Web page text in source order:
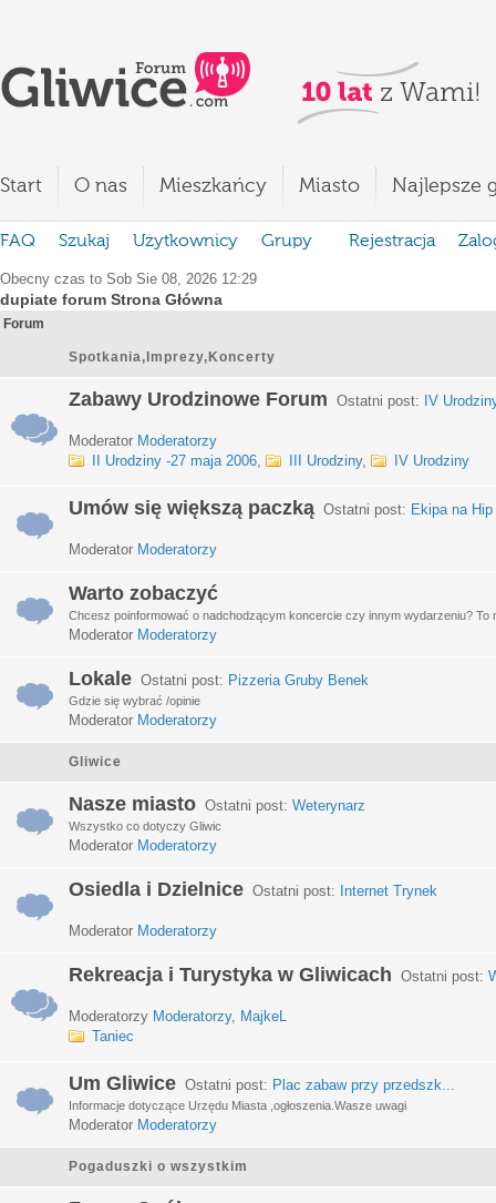
Start O nas Mieszkańcy Miasto Najlepsze
FAQ Szukaj Użytkownicy Grupy Rejestracja
Obecny czas to Sob Sie 08, 2026 12:29
dupiate forum Strona Główna
Forum
Spotkania,Imprezy,Koncerty
Zabawy Urodzinowe Forum Ostatni post: IV
Moderator Moderatorzy
II Urodziny -27 maja 2006, III Urodziny, IV Urodziny
Umów się większą paczką Ostatni post: Ekipa na
Moderator Moderatorzy
Warto zobaczyć
Chcesz poinformować o nadchodzącym koncercie czy innym wydarzeniu? To
Moderator Moderatorzy
Lokale Ostatni post: Pizzeria Gruby Benek
Gdzie się wybrać /opinie
Moderator Moderatorzy
Gliwice
Nasze miasto Ostatni post: Weterynarz
Wszystko co dotyczy Gliwic
Moderator Moderatorzy
Osiedla i Dzielnice Ostatni post: Internet Trynek
Moderator Moderatorzy
Rekreacja i Turystyka w Gliwicach Ostatni post:
Moderatorzy Moderatorzy, MajkeL
Taniec
Um Gliwice Ostatni post: Plac zabaw przy przedszk...
Informacje dotyczące Urzędu Miasta ,ogłoszenia.Wasze uwagi
Moderator Moderatorzy
Pogaduszki o wszystkim